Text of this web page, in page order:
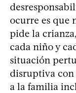
ocurre es que
pide la
cada niño y
situación
disruptiva con
a la familia